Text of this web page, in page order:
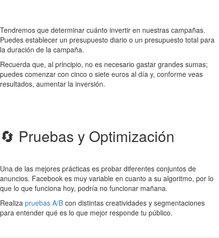
Tendremos que determinar cuánto invertir en nuestras campañas.
Puedes establecer un presupuesto diario o un presupuesto total para
la duración de la campaña.
Recuerda que, al principio, no es necesario gastar grandes sumas;
puedes comenzar con cinco o siete euros al día y, conforme veas
resultados, aumentar la inversión.
🔄 Pruebas y Optimización
Una de las mejores prácticas es probar diferentes conjuntos de
anuncios. Facebook es muy variable en cuanto a su algoritmo, por lo
que lo que funciona hoy, podría no funcionar mañana.
Realiza pruebas A/B con distintas creatividades y segmentaciones
para entender qué es lo que mejor responde tu público.